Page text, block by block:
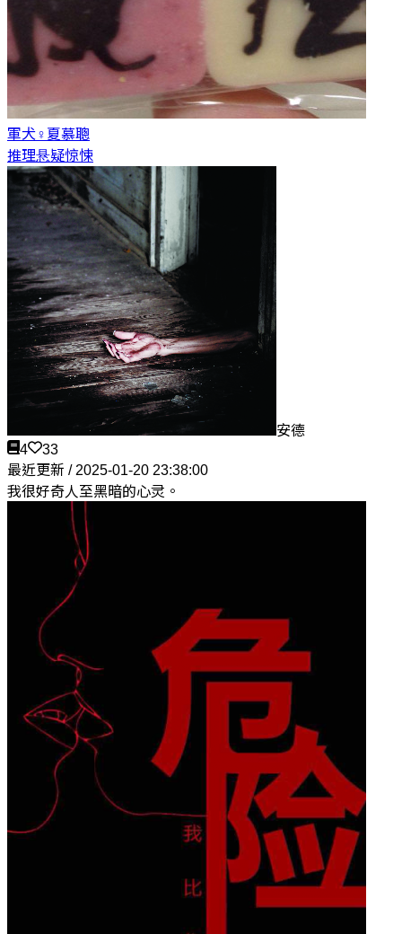
軍犬♀ 夏慕聰
推理悬疑惊悚
安德
4
33
最近更新 / 2025-01-20 23:38:00
我很好奇人至黑暗的心灵。